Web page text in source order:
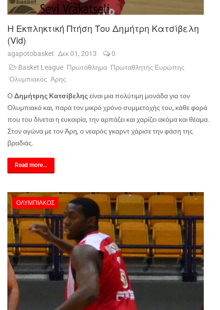
Η Εκπληκτική Πτήση Του Δημήτρη Κατσίβελη
(vid)
agapotobasket Δεκ 01, 2013
0
Basket League Πρωτάθλημα Πρωταθλητής Ευρώπης
Ολυμπιακός Άρης
ΟΔημήτρης Κατσίβεληςείναι μια πολύτιμη μονάδα για τον
Ολυμπιακό και, παρά τον μικρό χρόνο συμμετοχής του, κάθε φορά
που του δίνεται η ευκαιρία, την αρπάζει και χαρίζει ακόμα και θέαμα.
Στον αγώνα με τον Άρη, ο νεαρός γκαρντ χάρισε την φάση της
βραδιάς.
Read more...
ΟΛΥΜΠΙΑΚΌΣ